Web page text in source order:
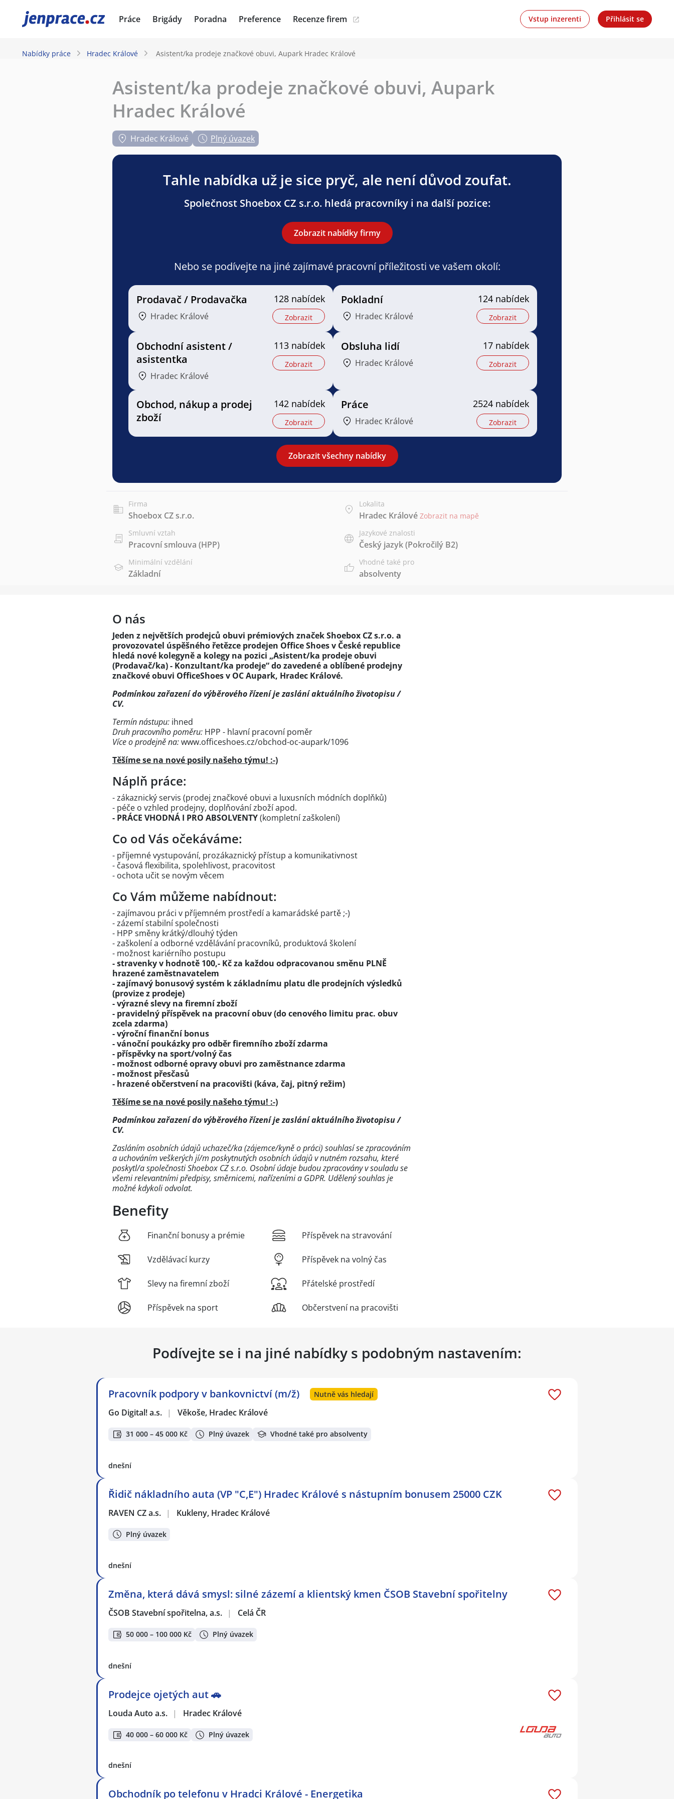
JenPráce.cz Práce Brigády Poradna Preference Recenze firem Vstup inzerenti Přihlásit se
Nabídky práce Hradec Králové Asistent/ka prodeje značkové obuvi, Aupark Hradec Králové
Asistent/ka prodeje značkové obuvi, Aupark
Hradec Králové
Hradec Králové Plný úvazek
Tahle nabídka už je sice pryč, ale není důvod zoufat.
Společnost Shoebox CZ s.r.o. hledá pracovníky i na další pozice:
Zobrazit nabídky firmy
Nebo se podívejte na jiné zajímavé pracovní příležitosti ve vašem okolí:
Prodavač / Prodavačka
Hradec Králové
128 nabídek
Zobrazit
Pokladní
Hradec Králové
124 nabídek
Zobrazit
Obchodní asistent /
asistentka
Hradec Králové
113 nabídek
Zobrazit
Obsluha lidí
Hradec Králové
17 nabídek
Zobrazit
Obchod, nákup a prodej
zboží
142 nabídek
Zobrazit
Práce
Hradec Králové
2524 nabídek
Zobrazit
Zobrazit všechny nabídky
Firma
Shoebox CZ s.r.o.
Lokalita
Hradec Králové Zobrazit na mapě
Smluvní vztah
Pracovní smlouva (HPP)
Jazykové znalosti
Český jazyk(Pokročilý B2)
Minimální vzdělání
Základní
Vhodné také pro
absolventy
O nás
Jeden z největších prodejců obuvi prémiových značek Shoebox CZ s.r.o. a
provozovatel úspěšného řetězce prodejen Office Shoes v České republice
hledá nové kolegyně a kolegy na pozici „Asistent/ka prodeje obuvi
(Prodavač/ka) - Konzultant/ka prodeje“ do zavedené a oblíbené prodejny
značkové obuvi OfficeShoes v OC Aupark, Hradec Králové.
Podmínkou zařazení do výběrového řízení je zaslání aktuálního životopisu /
CV.
Termín nástupu: ihned
Druh pracovního poměru: HPP - hlavní pracovní poměr
Více o prodejně na:www.officeshoes.cz/obchod-oc-aupark/1096
Těšíme se na nové posily našeho týmu! :-)
Náplň práce:
- zákaznický servis (prodej značkové obuvi a luxusních módních doplňků)
- péče o vzhled prodejny, doplňování zboží apod.
- PRÁCE VHODNÁ I PRO ABSOLVENTY(kompletní zaškolení)
Co od Vás očekáváme:
- příjemné vystupování, prozákaznický přístup a komunikativnost
- časová flexibilita, spolehlivost, pracovitost
- ochota učit se novým věcem
Co Vám můžeme nabídnout:
- zajímavou práci v příjemném prostředí a kamarádské partě ;-)
- zázemí stabilní společnosti
- HPP směny krátký/dlouhý týden
- zaškolení a odborné vzdělávání pracovníků, produktová školení
- možnost kariérního postupu
- stravenky v hodnotě 100,- Kč za každou odpracovanou směnu PLNĚ
hrazené zaměstnavatelem
- zajímavý bonusový systém k základnímu platu dle prodejních výsledků
(provize z prodeje)
- výrazné slevy na firemní zboží
- pravidelný příspěvek na pracovní obuv (do cenového limitu prac. obuv
zcela zdarma)
- výroční finanční bonus
- vánoční poukázky pro odběr firemního zboží zdarma
- příspěvky na sport/volný čas
- možnost odborné opravy obuvi pro zaměstnance zdarma
- možnost přesčasů
- hrazené občerstvení na pracovišti (káva, čaj, pitný režim)
Těšíme se na nové posily našeho týmu! :-)
Podmínkou zařazení do výběrového řízení je zaslání aktuálního životopisu /
CV.
Zasláním osobních údajů uchazeč/ka (zájemce/kyně o práci) souhlasí se zpracováním
a uchováním veškerých jí/m poskytnutých osobních údajů v nutném rozsahu, které
poskytl/a společnosti Shoebox CZ s.r.o. Osobní údaje budou zpracovány v souladu se
všemi relevantními předpisy, směrnicemi, nařízeními a GDPR. Udělený souhlas je
možné kdykoli odvolat.
Benefity
Finanční bonusy a prémie
Vzdělávací kurzy
Slevy na firemní zboží
Příspěvek na sport
Příspěvek na stravování
Příspěvek na volný čas
Přátelské prostředí
Občerstvení na pracovišti
Podívejte se i na jiné nabídky s podobným nastavením:
Pracovník podpory v bankovnictví (m/ž) Nutně vás hledají
Go Digital! a.s. | Věkoše, Hradec Králové
31 000 – 45 000 Kč Plný úvazek Vhodné také pro absolventy
dnešní
Řidič nákladního auta (VP "C,E") Hradec Králové s nástupním bonusem 25000 CZK
RAVEN CZ a.s. | Kukleny, Hradec Králové
Plný úvazek
dnešní
Změna, která dává smysl: silné zázemí a klientský kmen ČSOB Stavební spořitelny
ČSOB Stavební spořitelna, a.s. | Celá ČR
50 000 – 100 000 Kč Plný úvazek
dnešní
Prodejce ojetých aut 🚗
Louda Auto a.s. | Hradec Králové
40 000 – 60 000 Kč Plný úvazek
dnešní
Obchodník po telefonu v Hradci Králové - Energetika